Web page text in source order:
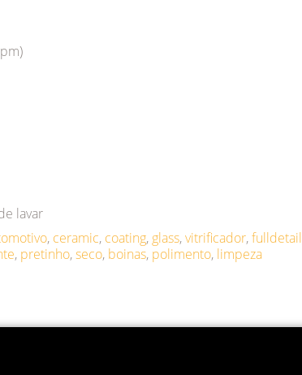
lavar
, ceramic, coating, glass,vitrificador,fulldetail
, pretinho,seco, boinas, polimento, limpeza